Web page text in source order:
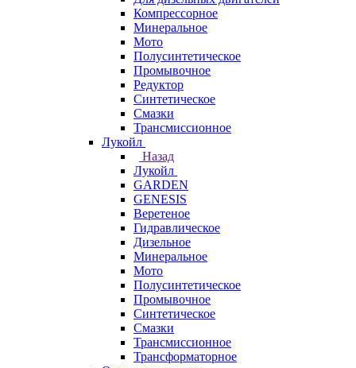
Компрессорное
Минеральное
Мото
Полусинтетическое
Промывочное
Редуктор
Синтетическое
Смазки
Трансмиссионное
Лукойл
Назад
Лукойл
GARDEN
GENESIS
Веретеное
Гидравлическое
Дизельное
Минеральное
Мото
Полусинтетическое
Промывочное
Синтетическое
Смазки
Трансмиссионное
Трансформаторное